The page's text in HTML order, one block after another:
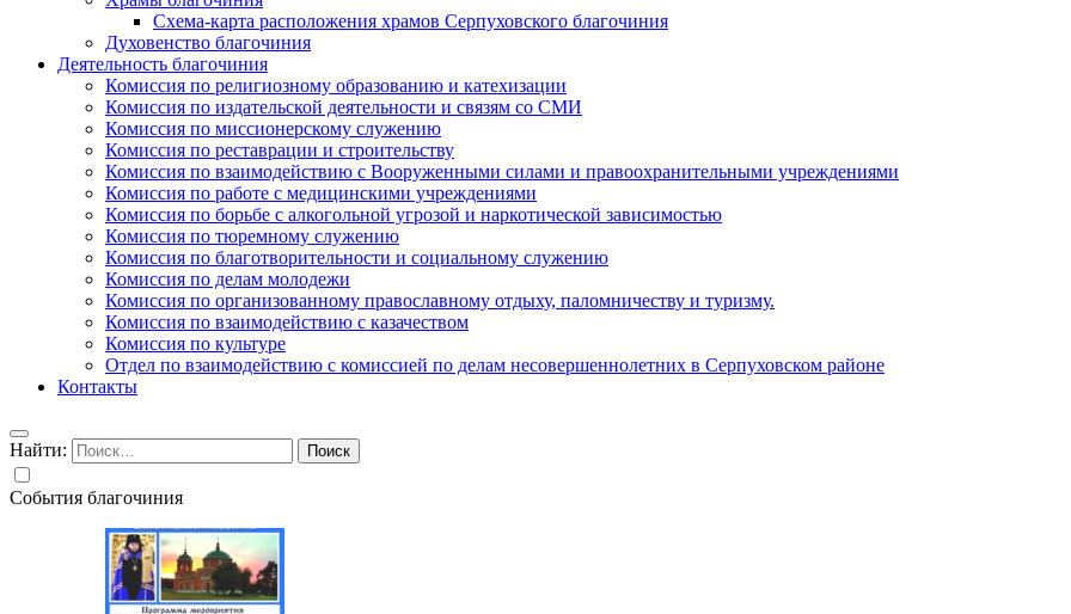
Схема-карта расположения храмов Серпуховского благочиния
Духовенство благочиния
Деятельность благочиния
Комиссия по религиозному образованию и катехизации
Комиссия по издательской деятельности и связям со СМИ
Комиссия по миссионерскому служению
Комиссия по реставрации и строительству
Комиссия по взаимодействию с Вооруженными силами и правоохранительными учреждениями
Комиссия по работе с медицинскими учреждениями
Комиссия по борьбе с алкогольной угрозой и наркотической зависимостью
Комиссия по тюремному служению
Комиссия по благотворительности и социальному служению
Комиссия по делам молодежи
Комиссия по организованному православному отдыху, паломничеству и туризму.
Комиссия по взаимодействию с казачеством
Комиссия по культуре
Отдел по взаимодействию с комиссией по делам несовершеннолетних в Серпуховском районе
Контакты
Найти:
События благочиния